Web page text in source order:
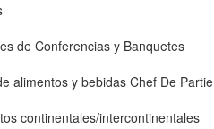
de Conferencias y Banquetes
alimentos y bebidas Chef De Partie
continentales/intercontinentales